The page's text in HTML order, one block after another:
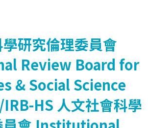
研究倫理委員會
Review Board for
& Social Science
HS 人文社會科學